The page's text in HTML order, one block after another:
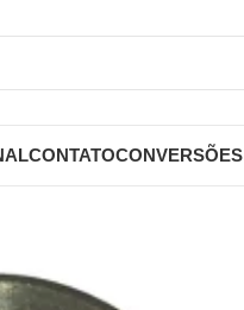
CONTATOCONVERSÕES